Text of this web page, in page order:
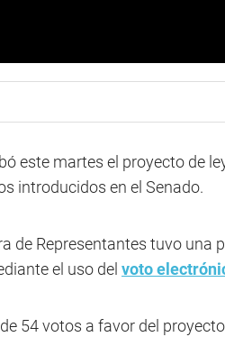
este martes el proyecto de
introducidos en el Senado.
de Representantes tuvo una
el uso del voto
54 votos a favor del